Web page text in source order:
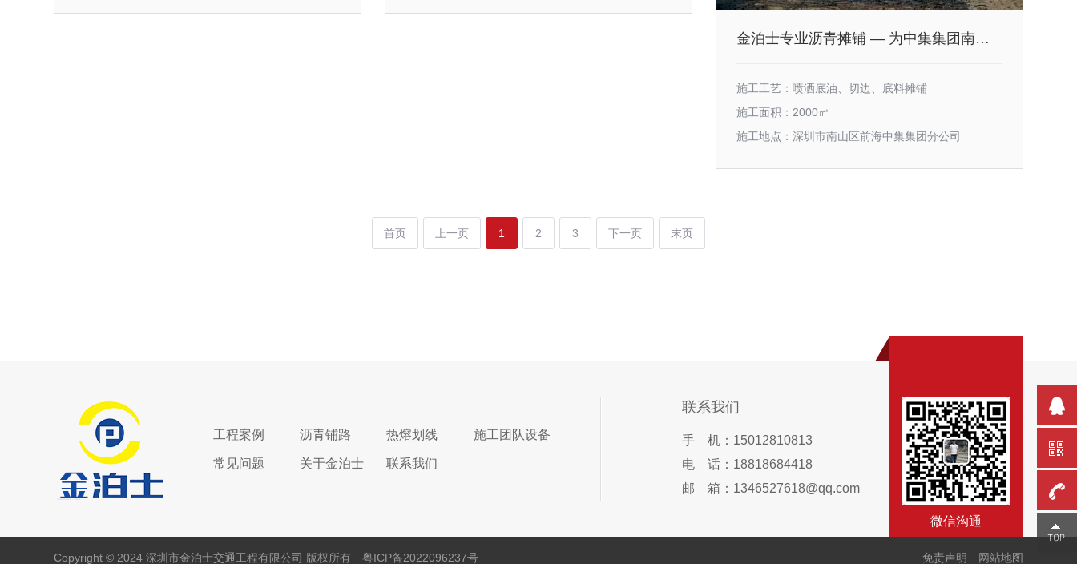
金泊士专业沥青摊铺 — 为中集集团南山前海分公司打造承载未来、高效畅通的黄金运输通道
施工工艺：喷洒底油、切边、底料摊铺
施工面积：2000㎡
施工地点：深圳市南山区前海中集集团分公司
首页 上一页 1 2 3 下一页 末页
工程案例 沥青铺路 热熔划线 施工团队设备
常见问题 关于金泊士 联系我们
联系我们
手 机：15012810813
电 话：18818684418
邮 箱：1346527618@qq.com
微信沟通
Copyright © 2024 深圳市金泊士交通工程有限公司 版权所有 粤ICP备2022096237号 免责声明 网站地图